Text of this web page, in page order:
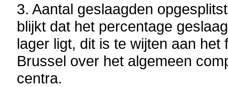
3. Aantal geslaagden
blijkt dat het percentage
lager ligt, dit is te wijten aan
Brussel over het algemeen
centra.